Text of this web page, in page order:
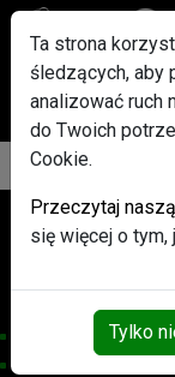
Po rejestracji każdy
ogłoszeń
Osób online: 399
STRONA GŁÓWNA
Ta strona
śledzących, aby
analizować ruch
do Twoich
Cookie.
Przeczytaj
się więcej o tym,
Tylko